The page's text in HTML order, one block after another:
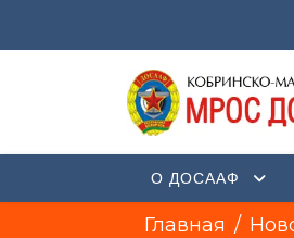
О ДОСААФ
Главная